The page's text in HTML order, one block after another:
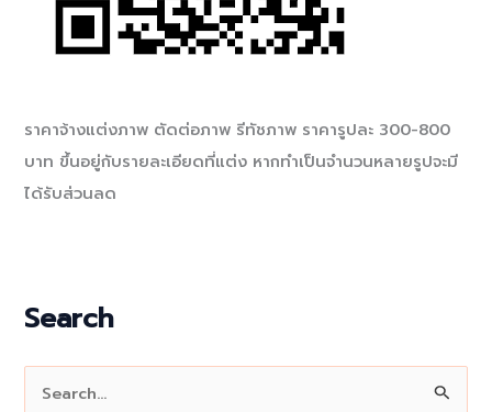
ราคาจ้างแต่งภาพ ตัดต่อภาพ รีทัชภาพ ราคารูปละ 300-800
บาท ขึ้นอยู่กับรายละเอียดที่แต่ง หากทำเป็นจำนวนหลายรูปจะมี
ได้รับส่วนลด
Search